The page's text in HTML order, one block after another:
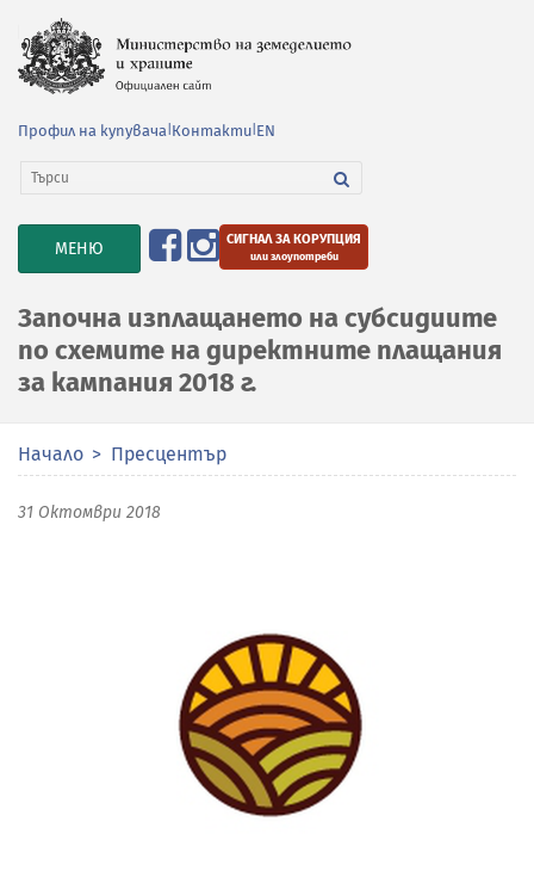
Профил на купувача Контакти EN
TOGGLE
NAVIGATION
МЕНЮ СИГНАЛ ЗА КОРУПЦИЯ
или злоупотреби
Започна изплащането на субсидиите
по схемите на директните плащания
за кампания 2018 г.
Начало Пресцентър
31 Октомври 2018